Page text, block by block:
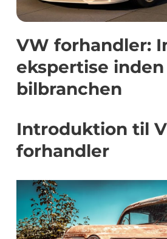
VW forhandler:
ekspertise
bilbranchen
Introduktion til
forhandler